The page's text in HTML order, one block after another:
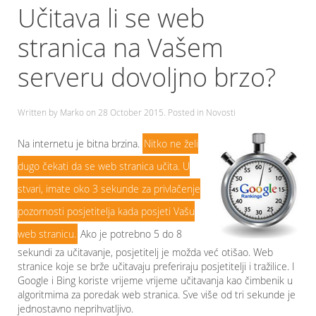
Učitava li se web
stranica na Vašem
serveru dovoljno brzo?
Written by Marko on 28 October 2015 . Posted in Novosti
Na internetu je bitna brzina. Nitko ne želi
dugo čekati da se web stranica učita. U
stvari, imate oko 3 sekunde za privlačenje
pozornosti posjetitelja kada posjeti Vašu
web stranicu. Ako je potrebno 5 do 8
sekundi za učitavanje, posjetitelj je možda već otišao. Web
stranice koje se brže učitavaju preferiraju posjetitelji i tražilice. I
Google i Bing koriste vrijeme vrijeme učitavanja kao čimbenik u
algoritmima za poredak web stranica. Sve više od tri sekunde je
jednostavno neprihvatljivo.